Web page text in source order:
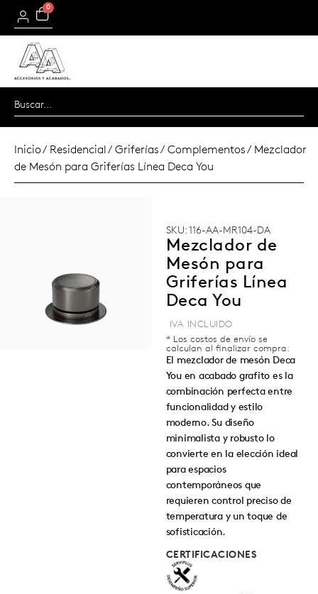
0
Inicio/ Residencial/ Griferías/ Complementos/ Mezclador
de Mesón para Griferías Línea Deca You
SKU: 116-AA-MR104-DA
Mezclador de
Mesón para
Griferías Línea
Deca You
* Los costos de envío se
calculan al finalizar compra.
El mezclador de mesón Deca
You en acabado grafito es la
combinación perfecta entre
funcionalidad y estilo
moderno. Su diseño
minimalista y robusto lo
convierte en la elección ideal
para espacios
contemporáneos que
requieren control preciso de
temperatura y un toque de
sofisticación.
CERTIFICACIONES